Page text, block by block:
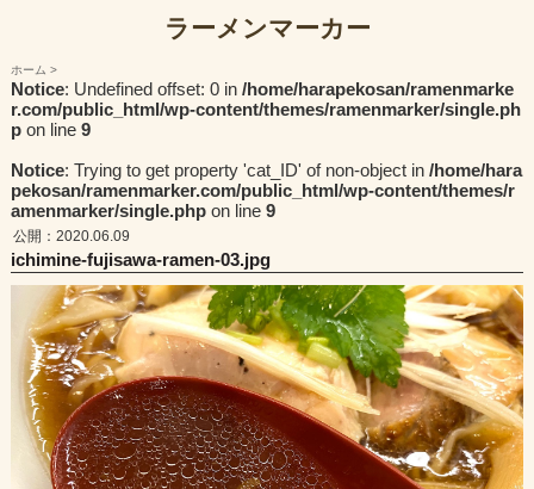
ラーメンマーカー
ホーム
Notice: Undefined offset: 0 in /home/harapekosan/ramenmarke
r.com/public_html/wp-content/themes/ramenmarker/single.ph
pon line 9
Notice: Trying to get property 'cat_ID' of non-object in /home/hara
pekosan/ramenmarker.com/public_html/wp-content/themes/r
amenmarker/single.phpon line 9
公開：2020.06.09
ichimine-fujisawa-ramen-03.jpg